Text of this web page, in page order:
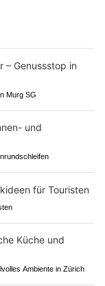
Murg SG
Ambiente in Zürich